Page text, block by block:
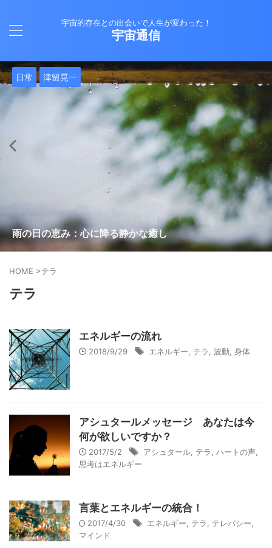
宇宙的存在との出会いで人生が変わった！
宇宙通信
日常 津留晃一
雨の日の恵み：心に降る静かな癒し
バシャール 日常 津留晃一
就職は人生の終着駅じゃない！自分らしい道を見つける方
法
Healy 日常
ヒーリーを買うべきか迷っているあなたへ。実際に使って
みた感想と注意点
バシャール 日常
エネルギーの法則 〜最近どハマりしていました〜
日常
現実を変える
日常
今、ここにいること
Healy 日常 津留晃一
もしかしてだけどHealy（量子波動調整器）のせいなの？
日常
iPad 第10世代買いました
Healy 日常
久し振りにHealy（ヒーリー）量子波動調整器について
日常
大谷さんの通訳、水原さんの解雇に思う
HOME >テラ
テラ
エネルギーの流れ
2018/9/29 エネルギー テラ 波動 身体
アシュタールメッセージ あなたは今
何が欲しいですか？
2017/5/2 アシュタール テラ ハートの声
思考はエネルギー
言葉とエネルギーの統合！
2017/4/30 エネルギー テラ テレパシー
マインド